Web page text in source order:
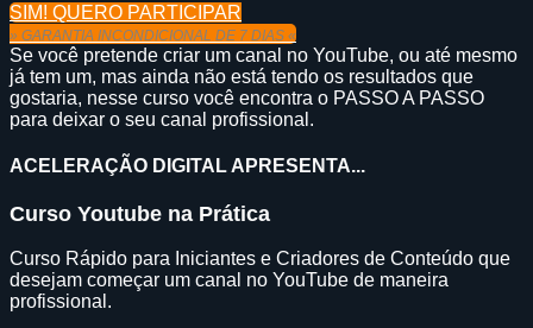
SIM! QUERO PARTICIPAR
» GARANTIA INCONDICIONAL DE 7 DIAS «
Se você pretende criar um canal no YouTube, ou até mesmo
já tem um, mas ainda não está tendo os resultados que
gostaria, nesse curso você encontra o PASSO A PASSO
para deixar o seu canal profissional.
ACELERAÇÃO DIGITAL APRESENTA...
Curso Youtube na Prática
Curso Rápido para Iniciantes e Criadores de Conteúdo que
desejam começar um canal no YouTube de maneira
profissional.